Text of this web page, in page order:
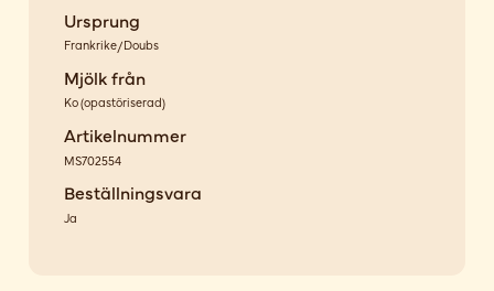
Ursprung
Frankrike/Doubs
Mjölk från
Ko(opastöriserad)
Artikelnummer
MS702554
Beställningsvara
Ja